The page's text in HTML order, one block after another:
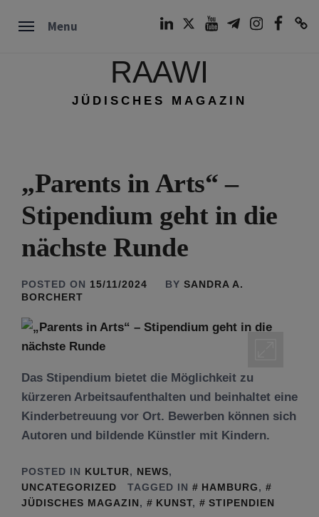
Menu
RAAWI
JÜDISCHES MAGAZIN
„Parents in Arts“ –
Stipendium geht in die
nächste Runde
POSTED ON 15/11/2024 BY SANDRA A.
BORCHERT
Das Stipendium bietet die Möglichkeit zu
kürzeren Arbeitsaufenthalten und beinhaltet eine
Kinderbetreuung vor Ort. Bewerben können sich
Autoren und bildende Künstler mit Kindern.
POSTED IN KULTUR, NEWS,
UNCATEGORIZED
TAGGED IN HAMBURG,
JÜDISCHES MAGAZIN, KUNST, STIPENDIEN